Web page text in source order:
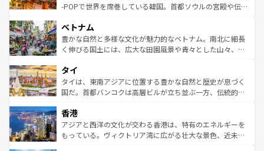
い。オーストラリアの多彩な魅力を存分に味わいつくそ
参照してほしい。
驚きをもたらしてくれる。また、奥深い台湾の食文化も魅
容にもいいと評判のスイーツなど、バラエティ豊かな料理
が味わえる。 なお、新着の台湾情報は コンテンツ一覧を参
照してほしい。
-POPで世界を席巻している韓国。首都ソウルの宮殿や伝統
き、地方に足を延ばせば四季折々の自然美を楽しむことが
できる。そして、キムチや焼肉、絶品のストリートフード
まで、さまざまな韓国料理が待っている。夜には、韓国な
リティに包まれながら、韓国の多彩な魅力を心ゆくまで味
わってみてほしい。 なお、新着の韓国情報はコンテンツ一
覧を参照してほしい。
ベトナム
豊かな自然と多様な文化が魅力的なベトナム。南北に細長
く伸びる国土には、広大な田園風景や青々とした山々、世
急速な発展と共に伝統が息づく。ハノイの古い町並みやホ
ーチミン市のフランス統治時代の建物も、独特の雰囲気を
醸し出している。また、バラエティの豊かさとおいしさで
とつ。フォーやバインミー、ベトナムコーヒーなどは、ぜ
ひ現地で味わいたい。どの地域を訪れてもあたたかい人々
が旅行者を迎えてくれるので、きっと忘れられない旅にな
タイ
タイは、東南アジアに位置する豊かな自然と歴史が息づく
国だ。首都バンコクは高層ビルが立ち並ぶ一方、伝統的な
の活気が交差している。北部ではチェンマイなどの山岳地
帯で自然と触れ合い、南部ではプーケットやクラビの美し
いビーチでリゾート気分を楽しむことができる。タイ料理
香港
アジアと西洋の文化が交わる香港は、特有のエネルギーを
もっている。ヴィクトリア湾に広がる壮大な景色、近未来